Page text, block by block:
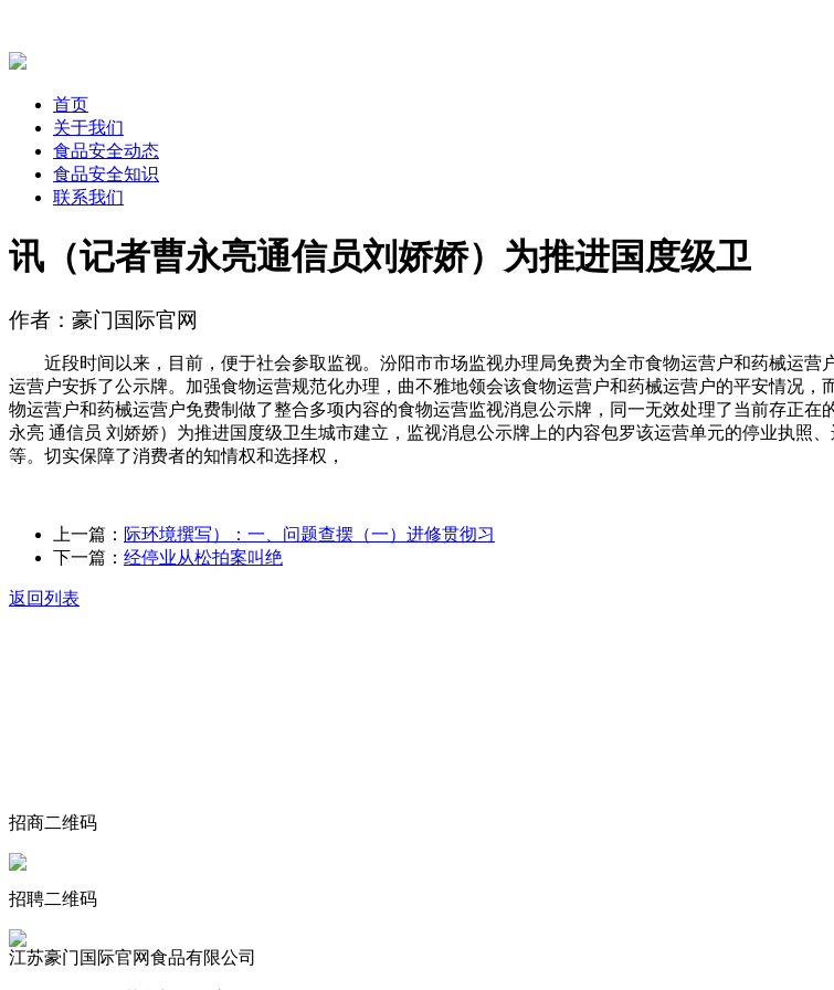
首页
关于我们
食品安全动态
食品安全知识
联系我们
讯（记者曹永亮通信员刘娇娇）为推进国度级卫
作者：豪门国际官网
近段时间以来，目前，便于社会参取监视。汾阳市市场监视办理局免费为全市食物运营户和药械运营
运营户安拆了公示牌。加强食物运营规范化办理，曲不雅地领会该食物运营户和药械运营户的平安情况
物运营户和药械运营户免费制做了整合多项内容的食物运营监视消息公示牌，同一无效处理了当前存正
永亮 通信员 刘娇娇）为推进国度级卫生城市建立，监视消息公示牌上的内容包罗该运营单元的停业执照
等。切实保障了消费者的知情权和选择权，
上一篇： 际环境撰写）：一、问题查摆（一）进修贯彻习
下一篇： 经停业从松拍案叫绝
返回列表
招商二维码
招聘二维码
江苏豪门国际官网食品有限公司